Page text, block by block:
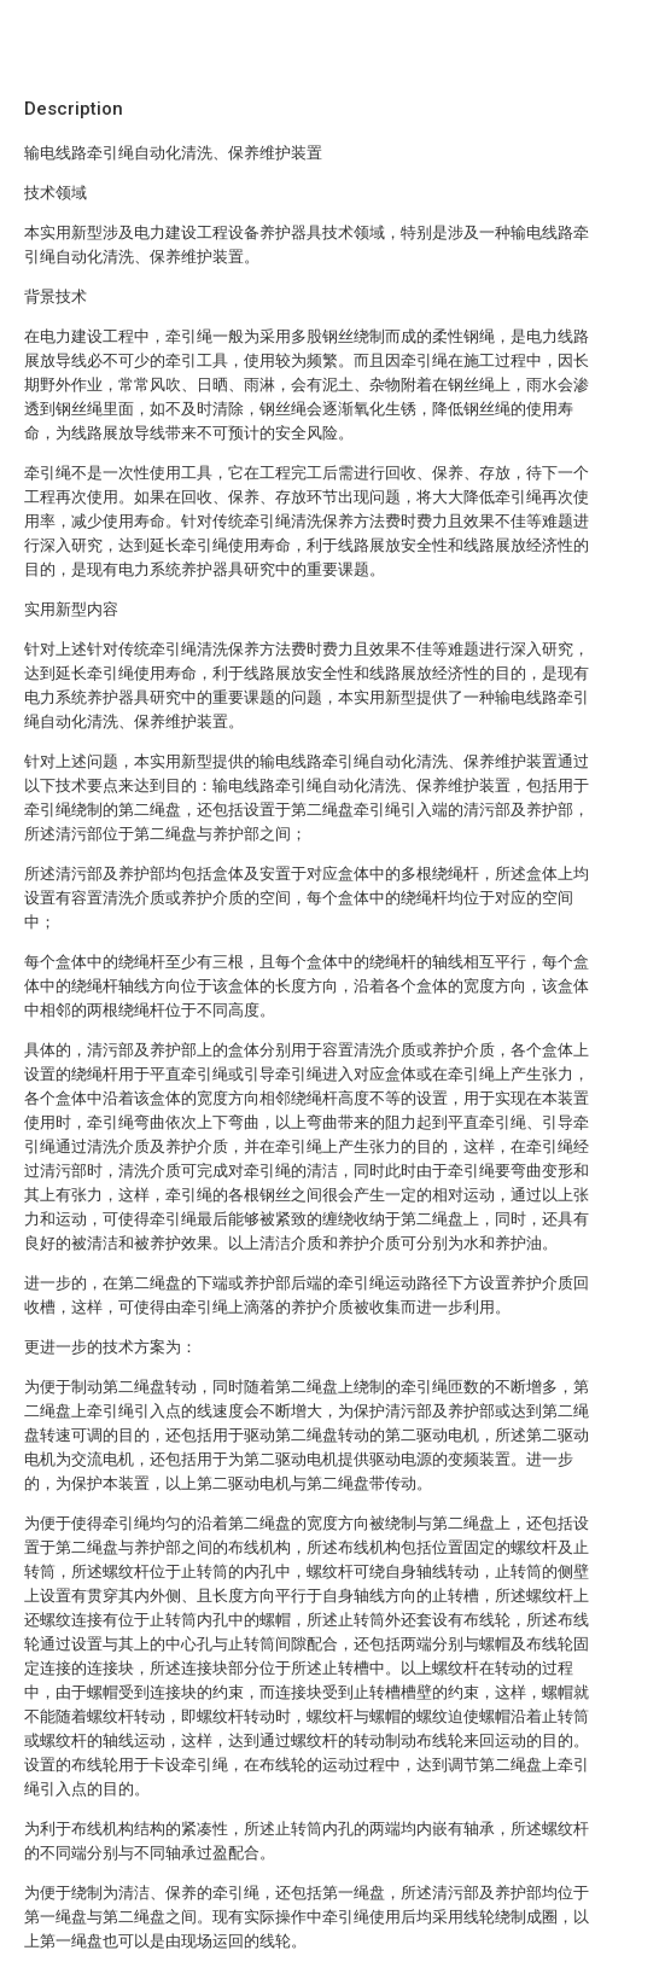
Description
输电线路牵引绳自动化清洗、保养维护装置
技术领域
本实用新型涉及电力建设工程设备养护器具技术领域，特别是涉及一种输电线路牵
引绳自动化清洗、保养维护装置。
背景技术
在电力建设工程中，牵引绳一般为采用多股钢丝绕制而成的柔性钢绳，是电力线路
展放导线必不可少的牵引工具，使用较为频繁。而且因牵引绳在施工过程中，因长
期野外作业，常常风吹、日晒、雨淋，会有泥土、杂物附着在钢丝绳上，雨水会渗
透到钢丝绳里面，如不及时清除，钢丝绳会逐渐氧化生锈，降低钢丝绳的使用寿
命，为线路展放导线带来不可预计的安全风险。
牵引绳不是一次性使用工具，它在工程完工后需进行回收、保养、存放，待下一个
工程再次使用。如果在回收、保养、存放环节出现问题，将大大降低牵引绳再次使
用率，减少使用寿命。针对传统牵引绳清洗保养方法费时费力且效果不佳等难题进
行深入研究，达到延长牵引绳使用寿命，利于线路展放安全性和线路展放经济性的
目的，是现有电力系统养护器具研究中的重要课题。
实用新型内容
针对上述针对传统牵引绳清洗保养方法费时费力且效果不佳等难题进行深入研究，
达到延长牵引绳使用寿命，利于线路展放安全性和线路展放经济性的目的，是现有
电力系统养护器具研究中的重要课题的问题，本实用新型提供了一种输电线路牵引
绳自动化清洗、保养维护装置。
针对上述问题，本实用新型提供的输电线路牵引绳自动化清洗、保养维护装置通过
以下技术要点来达到目的：输电线路牵引绳自动化清洗、保养维护装置，包括用于
牵引绳绕制的第二绳盘，还包括设置于第二绳盘牵引绳引入端的清污部及养护部，
所述清污部位于第二绳盘与养护部之间；
所述清污部及养护部均包括盒体及安置于对应盒体中的多根绕绳杆，所述盒体上均
设置有容置清洗介质或养护介质的空间，每个盒体中的绕绳杆均位于对应的空间
中；
每个盒体中的绕绳杆至少有三根，且每个盒体中的绕绳杆的轴线相互平行，每个盒
体中的绕绳杆轴线方向位于该盒体的长度方向，沿着各个盒体的宽度方向，该盒体
中相邻的两根绕绳杆位于不同高度。
具体的，清污部及养护部上的盒体分别用于容置清洗介质或养护介质，各个盒体上
设置的绕绳杆用于平直牵引绳或引导牵引绳进入对应盒体或在牵引绳上产生张力，
各个盒体中沿着该盒体的宽度方向相邻绕绳杆高度不等的设置，用于实现在本装置
使用时，牵引绳弯曲依次上下弯曲，以上弯曲带来的阻力起到平直牵引绳、引导牵
引绳通过清洗介质及养护介质，并在牵引绳上产生张力的目的，这样，在牵引绳经
过清污部时，清洗介质可完成对牵引绳的清洁，同时此时由于牵引绳要弯曲变形和
其上有张力，这样，牵引绳的各根钢丝之间很会产生一定的相对运动，通过以上张
力和运动，可使得牵引绳最后能够被紧致的缠绕收纳于第二绳盘上，同时，还具有
良好的被清洁和被养护效果。以上清洁介质和养护介质可分别为水和养护油。
进一步的，在第二绳盘的下端或养护部后端的牵引绳运动路径下方设置养护介质回
收槽，这样，可使得由牵引绳上滴落的养护介质被收集而进一步利用。
更进一步的技术方案为：
为便于制动第二绳盘转动，同时随着第二绳盘上绕制的牵引绳匝数的不断增多，第
二绳盘上牵引绳引入点的线速度会不断增大，为保护清污部及养护部或达到第二绳
盘转速可调的目的，还包括用于驱动第二绳盘转动的第二驱动电机，所述第二驱动
电机为交流电机，还包括用于为第二驱动电机提供驱动电源的变频装置。进一步
的，为保护本装置，以上第二驱动电机与第二绳盘带传动。
为便于使得牵引绳均匀的沿着第二绳盘的宽度方向被绕制与第二绳盘上，还包括设
置于第二绳盘与养护部之间的布线机构，所述布线机构包括位置固定的螺纹杆及止
转筒，所述螺纹杆位于止转筒的内孔中，螺纹杆可绕自身轴线转动，止转筒的侧壁
上设置有贯穿其内外侧、且长度方向平行于自身轴线方向的止转槽，所述螺纹杆上
还螺纹连接有位于止转筒内孔中的螺帽，所述止转筒外还套设有布线轮，所述布线
轮通过设置与其上的中心孔与止转筒间隙配合，还包括两端分别与螺帽及布线轮固
定连接的连接块，所述连接块部分位于所述止转槽中。以上螺纹杆在转动的过程
中，由于螺帽受到连接块的约束，而连接块受到止转槽槽壁的约束，这样，螺帽就
不能随着螺纹杆转动，即螺纹杆转动时，螺纹杆与螺帽的螺纹迫使螺帽沿着止转筒
或螺纹杆的轴线运动，这样，达到通过螺纹杆的转动制动布线轮来回运动的目的。
设置的布线轮用于卡设牵引绳，在布线轮的运动过程中，达到调节第二绳盘上牵引
绳引入点的目的。
为利于布线机构结构的紧凑性，所述止转筒内孔的两端均内嵌有轴承，所述螺纹杆
的不同端分别与不同轴承过盈配合。
为便于绕制为清洁、保养的牵引绳，还包括第一绳盘，所述清污部及养护部均位于
第一绳盘与第二绳盘之间。现有实际操作中牵引绳使用后均采用线轮绕制成圈，以
上第一绳盘也可以是由现场运回的线轮。